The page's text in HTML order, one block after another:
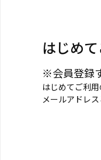
はじめ
※会員登録
はじめてご利
メールアドレ